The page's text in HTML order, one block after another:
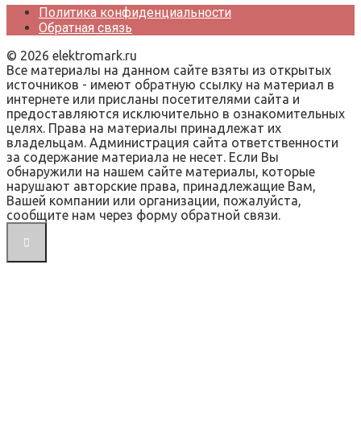
Политика конфиденциальности
Обратная связь
© 2026 elektromark.ru
Все материалы на данном сайте взяты из открытых
источников - имеют обратную ссылку на материал в
интернете или присланы посетителями сайта и
предоставляются исключительно в ознакомительных
целях. Права на материалы принадлежат их
владельцам. Администрация сайта ответственности
за содержание материала не несет. Если Вы
обнаружили на нашем сайте материалы, которые
нарушают авторские права, принадлежащие Вам,
Вашей компании или организации, пожалуйста,
сообщите нам через форму обратной связи.